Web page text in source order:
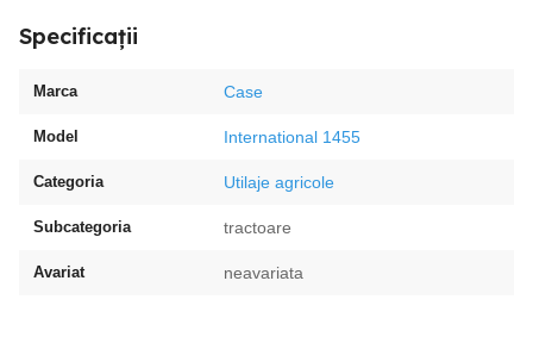
Specificații
Marca Case
Model International 1455
Categoria Utilaje agricole
Subcategoria tractoare
Avariat neavariata